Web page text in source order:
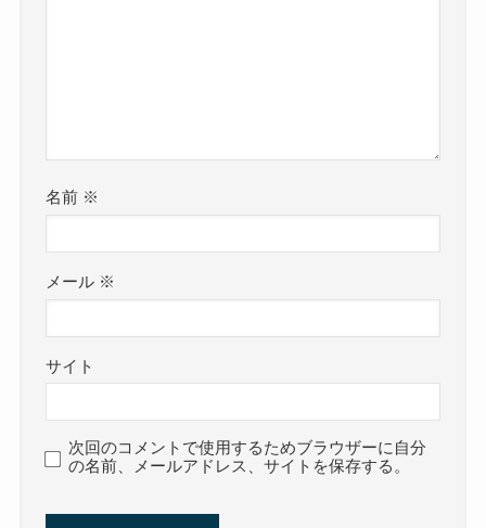
名前 ※
メール ※
サイト
次回のコメントで使用するためブラウザーに自分
の名前、メールアドレス、サイトを保存する。